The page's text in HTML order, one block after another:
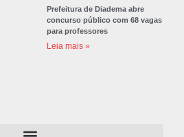
Prefeitura de Diadema abre
concurso público com 68 vagas
para professores
Leia mais »